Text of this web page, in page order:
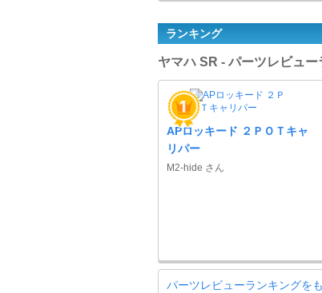
ランキング
ヤマハ SR - パーツレビュー
APロッキード ２ＰＯＴキャ
リパー
M2-hide さん
パーツレビューランキングを